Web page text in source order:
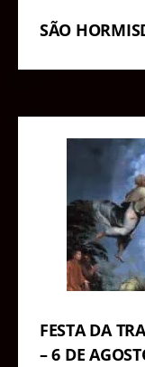
SÃO
FESTA DA
– 6 DE